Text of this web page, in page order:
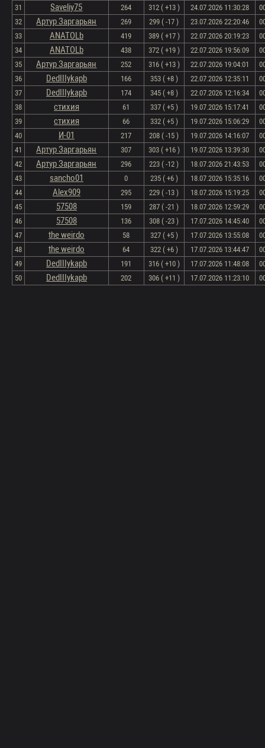
31
Saveliy75 264 312 ( +13 ) 24.07.2026 11:30:28
32
Артур Заргарьян 269 299 ( -17 ) 23.07.2026 22:20:46
33
ANATOLb 419 389 ( +17 ) 22.07.2026 20:19:23
34
ANATOLb 438 372 ( +19 ) 22.07.2026 19:56:09
35
Артур Заргарьян 252 316 ( +13 ) 22.07.2026 19:04:01
36
DedIIIykapb 166 353 ( +8 ) 22.07.2026 12:35:11
37
DedIIIykapb 174 345 ( +8 ) 22.07.2026 12:16:34
38
стихия 61 337 ( +5 ) 19.07.2026 15:17:41
39
стихия 66 332 ( +5 ) 19.07.2026 15:06:29
40
И-01 217 208 ( -15 ) 19.07.2026 14:16:07
41
Артур Заргарьян 307 303 ( +16 ) 19.07.2026 13:39:30
42
Артур Заргарьян 296 223 ( -12 ) 18.07.2026 21:43:53
43
sancho01 0 235 ( +6 ) 18.07.2026 15:35:16
44
Alex909 295 229 ( -13 ) 18.07.2026 15:19:25
45
57508 159 287 ( -21 ) 18.07.2026 12:59:29
46
57508 136 308 ( -23 ) 17.07.2026 14:45:40
47
the weirdo 58 327 ( +5 ) 17.07.2026 13:55:08
48
the weirdo 64 322 ( +6 ) 17.07.2026 13:44:47
49
DedIIIykapb 191 316 ( +10 ) 17.07.2026 11:48:08
50
DedIIIykapb 202 306 ( +11 ) 17.07.2026 11:23:10